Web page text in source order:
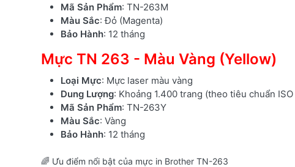
Mã Sản Phẩm: TN-263M
Màu Sắc: Đỏ (Magenta)
Bảo Hành: 12 tháng
Mực TN 263 - Màu Vàng (Yellow)
Loại Mực: Mực laser màu vàng
Dung Lượng: Khoảng 1.400 trang (theo tiêu chuẩn ISO
Mã Sản Phẩm: TN-263Y
Màu Sắc: Vàng
Bảo Hành: 12 tháng
🌈 Ưu điểm nổi bật của mực in Brother TN-263